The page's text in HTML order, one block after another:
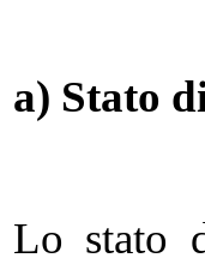
a) Stato
Lo stato